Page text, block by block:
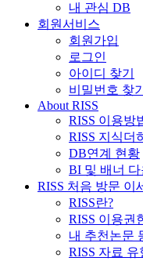
내 관심 DB
회원서비스
회원가입
로그인
아이디 찾기
비밀번호 찾기
About RISS
RISS 이용방
RISS 지식더
DB연계 현황
BI 및 배너 다
RISS 처음 방문 이
RISS란?
RISS 이용권
내 추천논문
RISS 자료